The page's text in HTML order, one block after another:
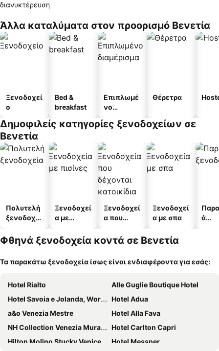
διανυκτέρευση
Άλλα καταλύματα στον προορισμό Βενετία
Ξενοδοχεί
ο
Bed &
breakfast
Επιπλωμέ
νο
α
Θέρετρα
Δημοφιλείς κατηγορίες ξενοδοχείων σε
Βενετία
Πολυτελή
ξενοδοχεί
Ξενοδοχεί
α με
Ξενοδοχεί
α που
κατοικίδι
Ξενοδοχεί
α με σπα
ά
Φθηνά ξενοδοχεία κοντά σε Βενετία
Τα παρακάτω ξενοδοχεία ίσως είναι ενδιαφέροντα για εσάς:
Hotel Rialto
Alle Guglie Boutique Hotel
Hotel Savoia e Jolanda, WorldHotels Elite
Hotel Adua
a&o Venezia Mestre
Hotel Alla Fava
NH Collection Venezia Murano Villa
Hotel Carlton Capri
Hilton Molino Stucky Venice
Hotel Messner